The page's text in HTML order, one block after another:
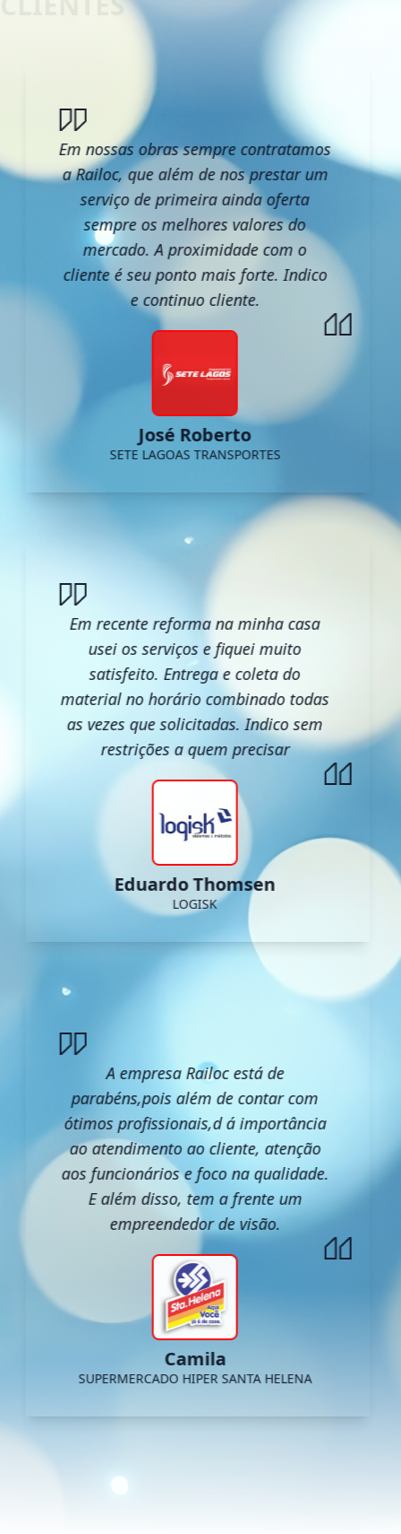
Em nossas obras sempre contratamos
a Railoc, que além de nos prestar um
serviço de primeira ainda oferta
sempre os melhores valores do
mercado. A proximidade com o
cliente é seu ponto mais forte. Indico
e continuo cliente.
José Roberto
SETE LAGOAS TRANSPORTES
Em recente reforma na minha casa
usei os serviços e fiquei muito
satisfeito. Entrega e coleta do
material no horário combinado todas
as vezes que solicitadas. Indico sem
restrições a quem precisar
Eduardo Thomsen
LOGISK
A empresa Railoc está de
parabéns,pois além de contar com
ótimos profissionais,d á importância
ao atendimento ao cliente, atenção
aos funcionários e foco na qualidade.
E além disso, tem a frente um
empreendedor de visão.
Camila
SUPERMERCADO HIPER SANTA HELENA